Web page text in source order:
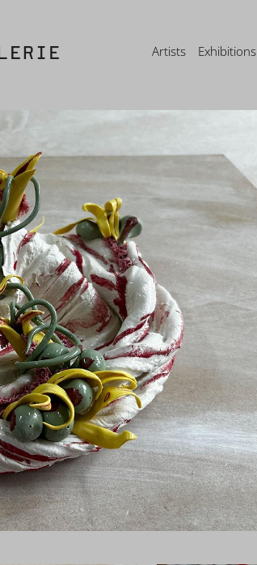
Artists Exhibitions